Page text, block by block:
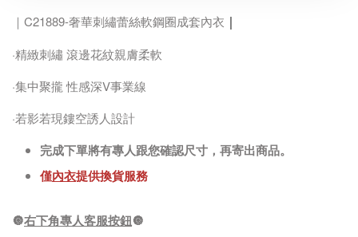
｜C21889-奢華刺繡蕾絲軟鋼圈成套內衣 ｜
·精緻刺繡 滾邊花紋親膚柔軟
·集中聚攏 性感深V事業線
·若影若現鏤空誘人設計
完成下單將有專人跟您確認尺寸，再寄出商品。
僅內衣提供換貨服務
🔘右下角專人客服按鈕🔘